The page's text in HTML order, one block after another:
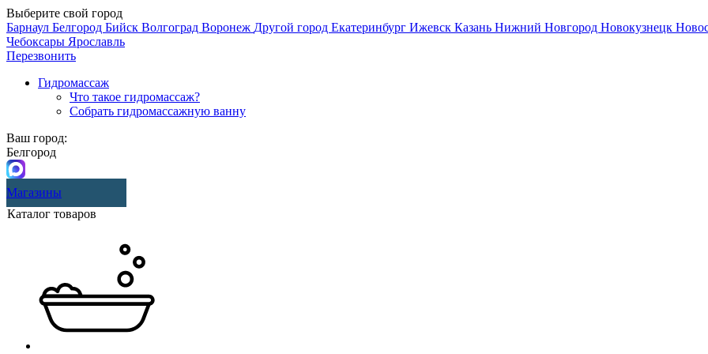
Выберите свой город
Барнаул Белгород Бийск Волгоград Воронеж Другой город Екатеринбург Ижевск Казань Нижний Новгород Новокузнецк
Чебоксары Ярославль
Перезвонить
Гидромассаж
Что такое гидромассаж?
Собрать гидромассажную ванну
Ваш город:
Белгород
Магазины
Каталог товаров